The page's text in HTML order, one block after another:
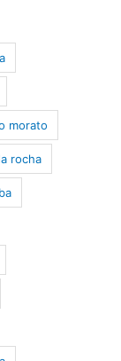
morato
rocha